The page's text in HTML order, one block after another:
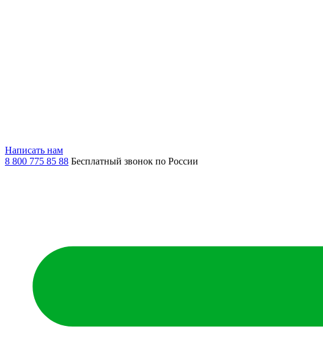
Написать нам
8 800 775 85 88 Бесплатный звонок по России